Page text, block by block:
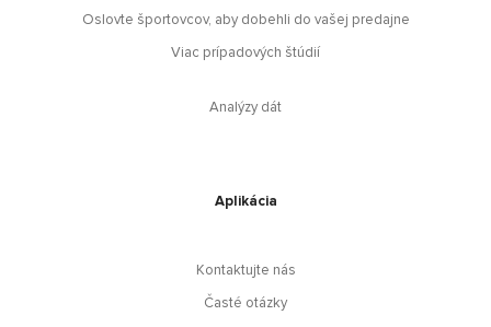
Oslovte športovcov, aby dobehli do vašej predajne
Viac prípadových štúdií
Analýzy dát
Aplikácia
Kontaktujte nás
Časté otázky